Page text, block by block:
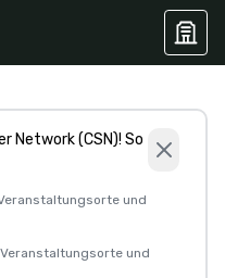
Network (CSN)! So
und
und